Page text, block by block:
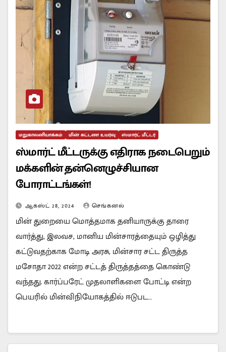
மறுகாலனியாக்கம் மின் கட்டண உயர்வு ஸ்மார்ட் மீட்டர்
ஸ்மார்ட் மீட்டருக்கு எதிராக நடைபெறும்
மக்களின் தன்னெழுச்சியான
போராட்டங்கள்!
ஆகஸ்ட் 28, 2024 செங்கனல்
மின் துறையை மொத்தமாக தனியாருக்கு தாரை
வார்த்து, இலவச, மானிய மின்சாரத்தையும் ஒழித்து
கட்டுவதற்காக மோடி அரசு, மின்சார சட்ட திருத்த
மசோதா 2022 என்ற சட்டத் திருத்தத்தை கொண்டு
வந்தது. கார்ப்பரேட் முதலாளிகளை போட்டி என்ற
பெயரில் மின்விநியோகத்தில் ஈடுபட…